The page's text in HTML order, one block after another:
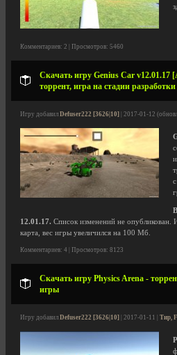
Комментариев: 2 | Просмотров: 5460
Скачать игру Genius Car v12.01.17
торрент, игра на стадии разработки
Игру добавил Defuser222 [3626|10] | 2017-01-12
12.01.17. Список изменений не опубликован.
карта, вес игры увеличился на 100 Мб.
Комментариев: 4 | Просмотров: 8123
Скачать игру Physics Arena -
игры
Игру добавил Defuser222 [3626|10] | 2017-01-11 | Тир,